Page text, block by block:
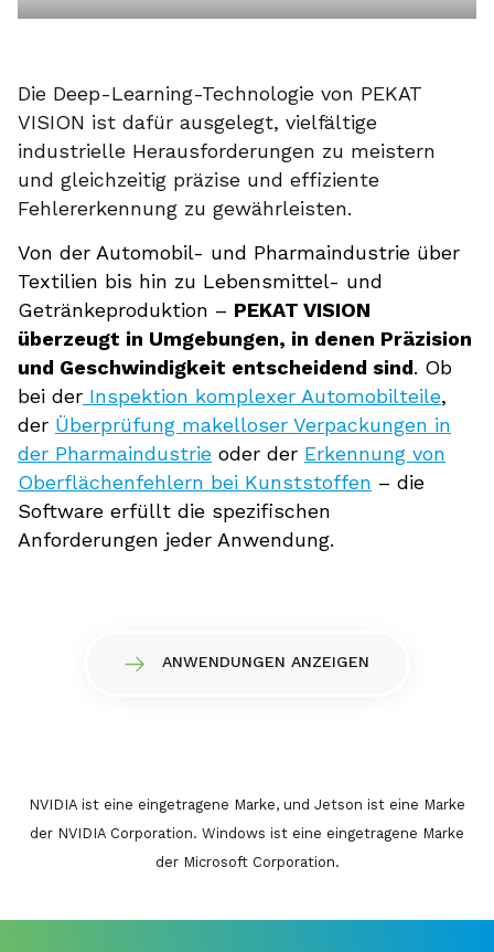
Die Deep-Learning-Technologie von PEKAT
VISION ist dafür ausgelegt, vielfältige
industrielle Herausforderungen zu meistern
und gleichzeitig präzise und effiziente
Fehlererkennung zu gewährleisten.
Von der Automobil- und Pharmaindustrie über
Textilien bis hin zu Lebensmittel- und
Getränkeproduktion – PEKAT VISION
überzeugt in Umgebungen, in denen Präzision
und Geschwindigkeit entscheidend sind. Ob
bei der Inspektion komplexer Automobilteile,
der Überprüfung makelloser Verpackungen in
der Pharmaindustrie oder der Erkennung von
Oberflächenfehlern bei Kunststoffen – die
Software erfüllt die spezifischen
Anforderungen jeder Anwendung.
ANWENDUNGEN ANZEIGEN
NVIDIA ist eine eingetragene Marke, und Jetson ist eine Marke
der NVIDIA Corporation. Windows ist eine eingetragene Marke
der Microsoft Corporation.